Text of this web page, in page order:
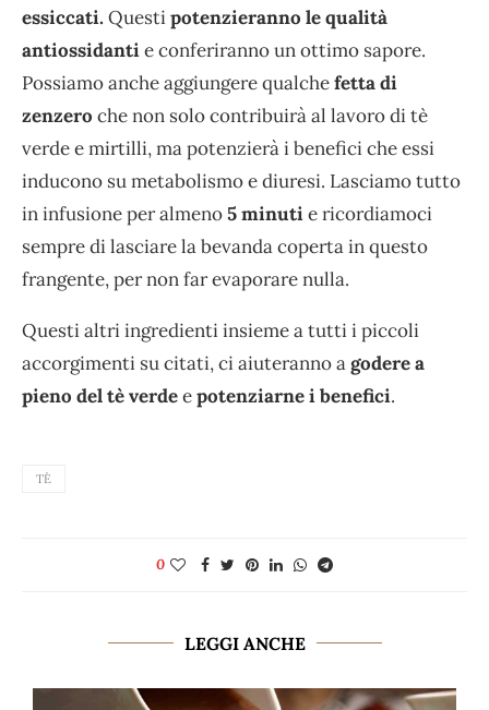
essiccati. Questipotenzieranno le qualità
antiossidantie conferiranno un ottimo sapore.
Possiamo anche aggiungere qualchefetta di
zenzero che non solo contribuirà al lavoro di tè
verde e mirtilli, ma potenzierà i benefici che essi
inducono su metabolismo e diuresi. Lasciamo tutto
in infusione per almeno5 minutie ricordiamoci
sempre di lasciare la bevanda coperta in questo
frangente, per non far evaporare nulla.
Questi altri ingredienti insieme a tutti i piccoli
accorgimenti su citati, ci aiuteranno agodere a
pieno del tè verdeepotenziarne i benefici.
TÈ
0
LEGGI ANCHE